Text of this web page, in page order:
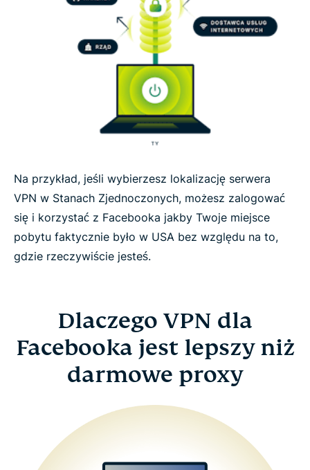
Na przykład, jeśli wybierzesz lokalizację serwera
VPN w Stanach Zjednoczonych, możesz zalogować
się i korzystać z Facebooka jakby Twoje miejsce
pobytu faktycznie było w USA bez względu na to,
gdzie rzeczywiście jesteś.
Dlaczego VPN dla
Facebooka jest lepszy niż
darmowe proxy